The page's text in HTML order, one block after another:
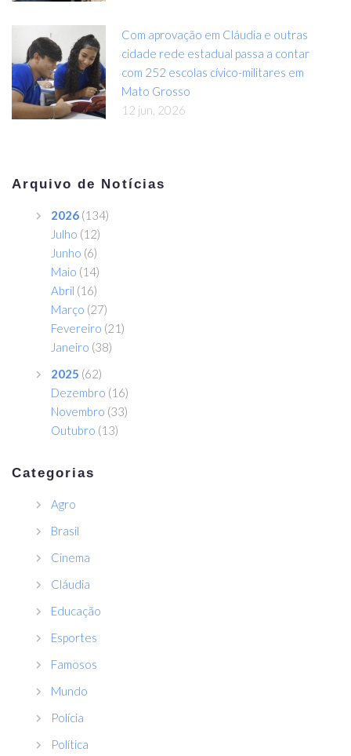
Com aprovação em Cláudia e outras
cidade rede estadual passa a contar
com 252 escolas cívico-militares em
Mato Grosso
12 jun, 2026
Arquivo de Notícias
2026 (134)
Julho (12)
Junho (6)
Maio (14)
Abril (16)
Março (27)
Fevereiro (21)
Janeiro (38)
2025 (62)
Dezembro (16)
Novembro (33)
Outubro (13)
Categorias
Agro
Brasil
Cinema
Cláudia
Educação
Esportes
Famosos
Mundo
Polícia
Política